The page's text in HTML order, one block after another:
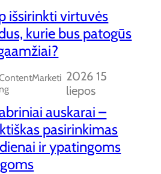
išsirinkti virtuvės
kurie bus patogūs
Ng
2026 15
liepos
auskarai –
pasirinkimas
ir ypatingoms